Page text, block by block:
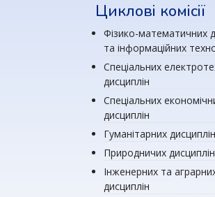
Циклові комісії
Фізико-математичних
та інформаційних
Спеціальних
дисциплін
Спеціальних
дисциплін
Гуманітарних дисциплін
Природничих дисциплін
Інженерних та
дисциплін